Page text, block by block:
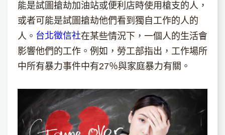
能是試圖搶劫加油站或便利店時使用槍支的人，
或者可能是試圖搶劫他們看到獨自工作的人的
人。 台北徵信社在某些情況下，一個人的生活會
影響他們的工作。例如，勞工部指出，工作場所
中所有暴力事件中有27％與家庭暴力有關。